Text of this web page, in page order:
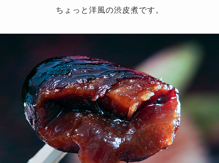
ちょっと洋風の渋皮煮です。